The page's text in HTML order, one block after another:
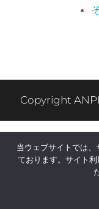
Copyright
当ウェブサイトでは
ております。サイト